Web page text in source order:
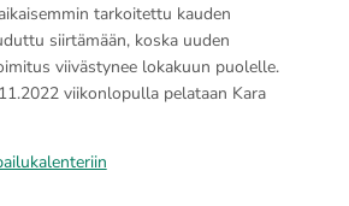
tarkoitettu kauden
siirtämään, koska uuden
viivästynee lokakuun puolelle.
viikonlopulla pelataan Kara